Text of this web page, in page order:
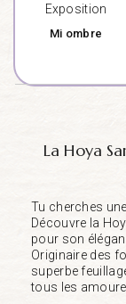
Exposition
Mi ombre
La Hoya
Tu cherches
Découvre la
pour son
Originaire des
superbe
tous les